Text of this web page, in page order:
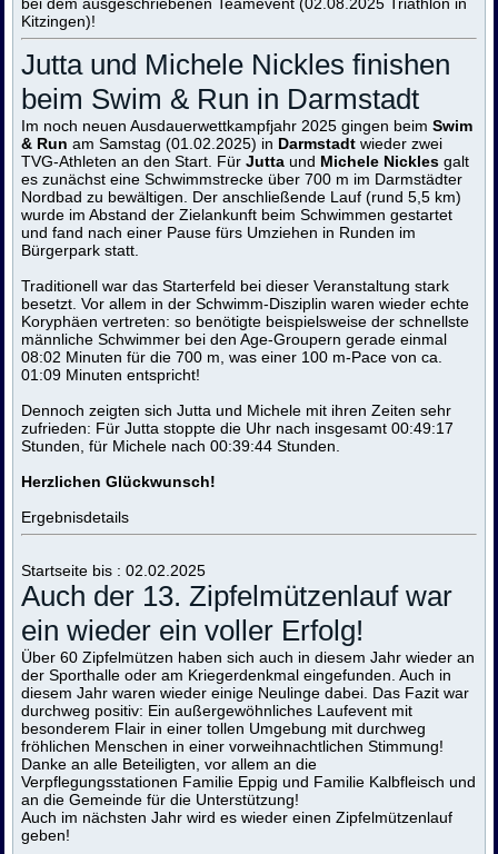
Kitzingen)!
Jutta und Michele Nickles finishen
beim Swim & Run in Darmstadt
Im noch neuen Ausdauerwettkampfjahr 2025 gingen beimSwim
& Run am Samstag (01.02.2025) in Darmstadt wieder zwei
TVG-Athleten an den Start. FürJutta und Michele Nickles galt
es zunächst eine Schwimmstrecke über 700 m im Darmstädter
Nordbad zu bewältigen. Der anschließende Lauf (rund 5,5 km)
wurde im Abstand der Zielankunft beim Schwimmen gestartet
und fand nach einer Pause fürs Umziehen in Runden im
Bürgerpark statt.
Traditionell war das Starterfeld bei dieser Veranstaltung stark
besetzt. Vor allem in der Schwimm-Disziplin waren wieder echte
Koryphäen vertreten: so benötigte beispielsweise der schnellste
männliche Schwimmer bei den Age-Groupern gerade einmal
08:02 Minuten für die 700 m, was einer 100 m-Pace von ca.
01:09 Minuten entspricht!
Dennoch zeigten sich Jutta und Michele mit ihren Zeiten sehr
zufrieden: Für Jutta stoppte die Uhr nach insgesamt 00:49:17
Stunden, für Michele nach 00:39:44 Stunden.
Herzlichen Glückwunsch!
Ergebnisdetails
Startseite bis : 02.02.2025
Auch der 13. Zipfelmützenlauf war
ein wieder ein voller Erfolg!
Über 60 Zipfelmützen haben sich auch in diesem Jahr wieder an
der Sporthalle oder am Kriegerdenkmal eingefunden. Auch in
diesem Jahr waren wieder einige Neulinge dabei. Das Fazit war
durchweg positiv: Ein außergewöhnliches Laufevent mit
besonderem Flair in einer tollen Umgebung mit durchweg
fröhlichen Menschen in einer vorweihnachtlichen Stimmung!
Danke an alle Beteiligten, vor allem an die
Verpflegungsstationen Familie Eppig und Familie Kalbfleisch und
an die Gemeinde für die Unterstützung!
Auch im nächsten Jahr wird es wieder einen Zipfelmützenlauf
geben!